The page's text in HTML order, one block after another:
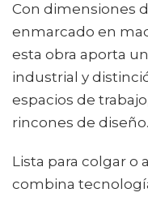
Con dimensiones
enmarcado en
esta obra aporta
industrial y
espacios de
rincones de diseño.
Lista para colgar o
combina